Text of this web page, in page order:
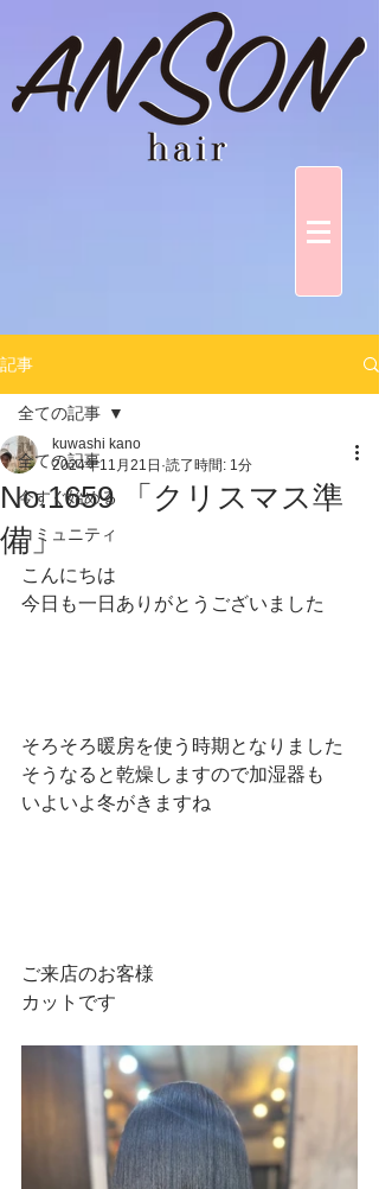
記事
全ての記事
今すぐ始める
コミュニティ
全ての記事
No.1659 「クリスマス準
備」
kuwashi kano
2024年11月21日 読了時間: 1分
こんにちは
今日も一日ありがとうございました
そろそろ暖房を使う時期となりました
そうなると乾燥しますので加湿器も
いよいよ冬がきますね
ご来店のお客様
カットです